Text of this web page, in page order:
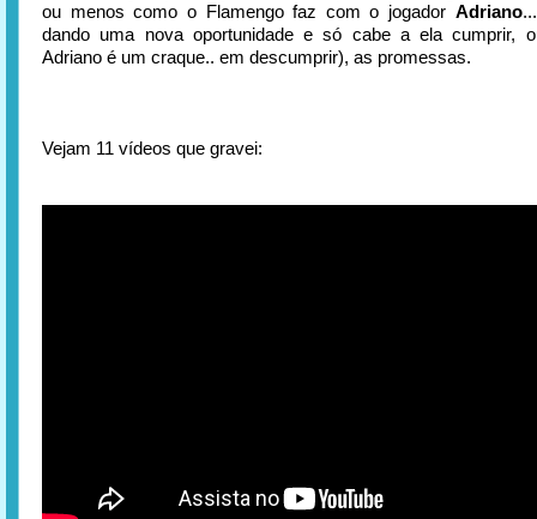
ou menos como o Flamengo faz com o jogador Adriano
dando uma nova oportunidade e só cabe a ela cumprir,
Adriano é um craque.. em descumprir), as promessas.
Vejam 11 vídeos que gravei: